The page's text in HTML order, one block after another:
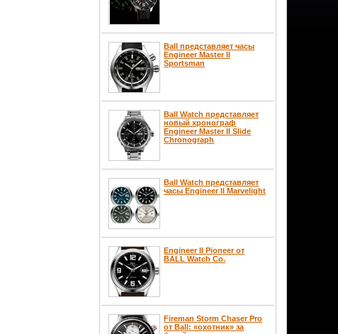
Ball представляет часы
Engineer Master II
Sportsman
Ball Watch представляет
новый хронограф
Engineer Master II Slide
Chronograph
Ball Watch представляет
часы Engineer II Marvelight
Engineer II Pioneer от
BALL Watch Co.
Fireman Storm Chaser Pro
от Ball: «охотник» за